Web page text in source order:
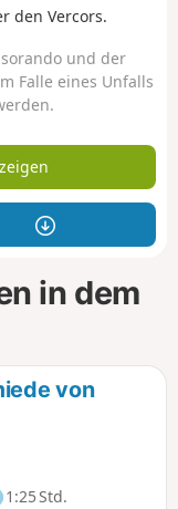
den Vercors.
und der
Falle eines Unfalls
in dem
von
1:25 Std.